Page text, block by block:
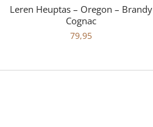
Leren Heuptas – Oregon – Brandy
Cognac
79,95